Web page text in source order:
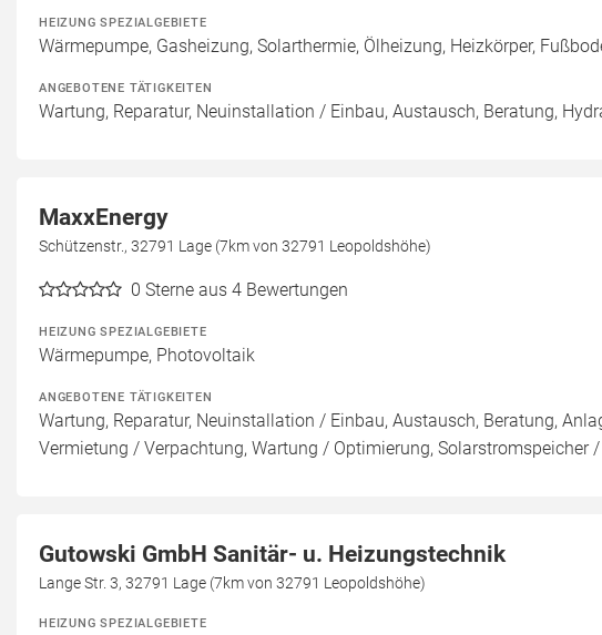
HEIZUNG SPEZIALGEBIETE
Wärmepumpe, Gasheizung, Solarthermie, Ölheizung, Heizkörper,
ANGEBOTENE TÄTIGKEITEN
Wartung, Reparatur, Neuinstallation / Einbau, Austausch, Beratung,
MaxxEnergy
Schützenstr., 32791 Lage (7km von 32791 Leopoldshöhe)
0 Sterne aus 4 Bewertungen
HEIZUNG SPEZIALGEBIETE
Wärmepumpe, Photovoltaik
ANGEBOTENE TÄTIGKEITEN
Wartung, Reparatur, Neuinstallation / Einbau, Austausch, Beratung,
Vermietung / Verpachtung, Wartung / Optimierung, Solarstromspeicher
Gutowski GmbH Sanitär- u. Heizungstechnik
Lange Str. 3, 32791 Lage (7km von 32791 Leopoldshöhe)
HEIZUNG SPEZIALGEBIETE